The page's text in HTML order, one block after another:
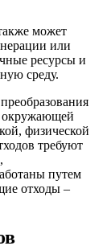
может
или
ресурсы и
среду.
окружающей
физической
требуют
путем
отходы –